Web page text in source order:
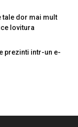
tale dor mai mult
lovitura
prezinti intr-un e-